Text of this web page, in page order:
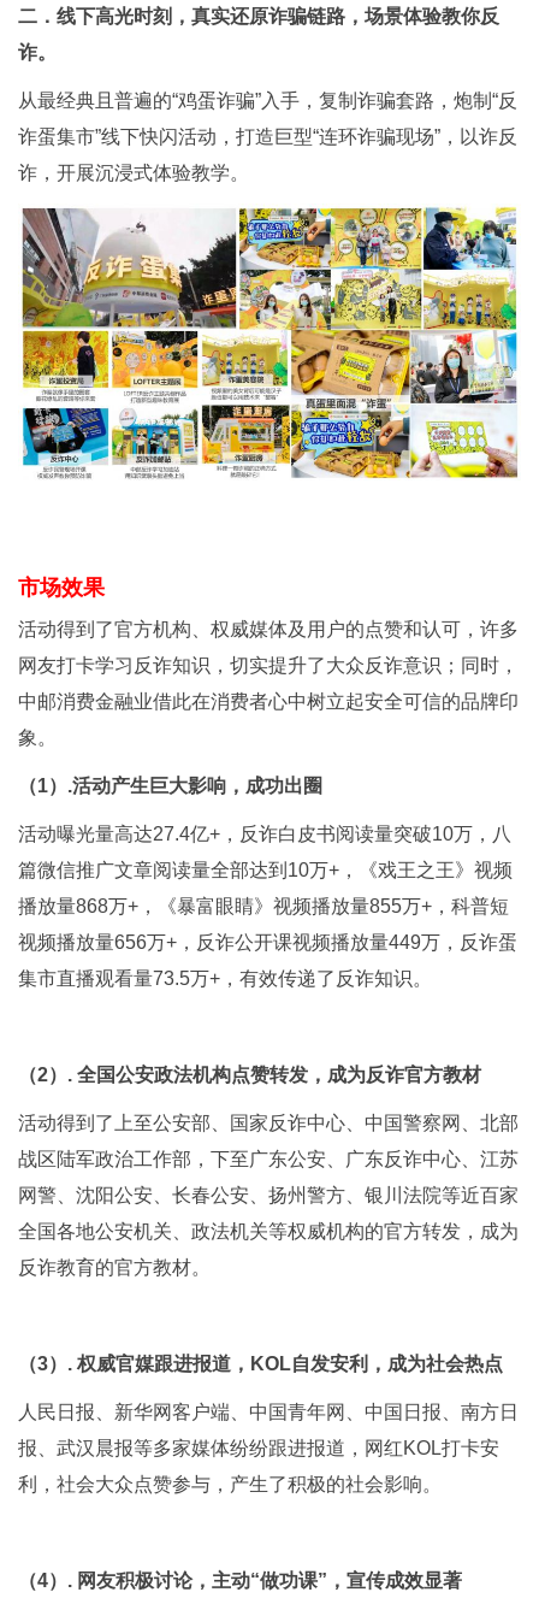
二．线下高光时刻，真实还原诈骗链路，场景体验教你反
诈。
从最经典且普遍的“鸡蛋诈骗”入手，复制诈骗套路，炮制“反
诈蛋集市”线下快闪活动，打造巨型“连环诈骗现场”，以诈反
诈，开展沉浸式体验教学。
市场效果
活动得到了官方机构、权威媒体及用户的点赞和认可，许多
网友打卡学习反诈知识，切实提升了大众反诈意识；同时，
中邮消费金融业借此在消费者心中树立起安全可信的品牌印
象。
（1）.活动产生巨大影响，成功出圈
活动曝光量高达27.4亿+，反诈白皮书阅读量突破10万，八
篇微信推广文章阅读量全部达到10万+，《戏王之王》视频
播放量868万+，《暴富眼睛》视频播放量855万+，科普短
视频播放量656万+，反诈公开课视频播放量449万，反诈蛋
集市直播观看量73.5万+，有效传递了反诈知识。
（2）. 全国公安政法机构点赞转发，成为反诈官方教材
活动得到了上至公安部、国家反诈中心、中国警察网、北部
战区陆军政治工作部，下至广东公安、广东反诈中心、江苏
网警、沈阳公安、长春公安、扬州警方、银川法院等近百家
全国各地公安机关、政法机关等权威机构的官方转发，成为
反诈教育的官方教材。
（3）. 权威官媒跟进报道，KOL自发安利，成为社会热点
人民日报、新华网客户端、中国青年网、中国日报、南方日
报、武汉晨报等多家媒体纷纷跟进报道，网红KOL打卡安
利，社会大众点赞参与，产生了积极的社会影响。
（4）. 网友积极讨论，主动“做功课”，宣传成效显著